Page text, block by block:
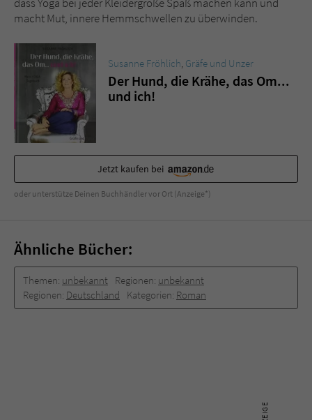
macht Mut, innere Hemmschwellen zu überwinden.
Susanne Fröhlich, Gräfe und Unzer
Der Hund, die Krähe, das Om...
und ich!
Jetzt kaufen bei
oder unterstütze Deinen Buchhändler vor Ort (Anzeige*)
Ähnliche Bücher:
Themen: unbekannt Regionen: unbekannt
Regionen: Deutschland Kategorien: Roman
Zweck
Dieses Cookie gewährleistet die
Kommunikation der Webseite mit dem
Benutzer. Es wird benötigt um z. B. den